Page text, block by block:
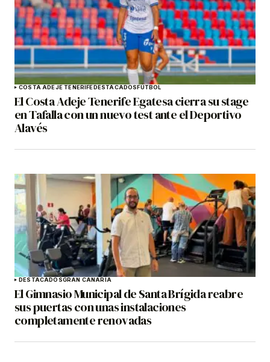
COSTA ADEJE TENERIFEDESTACADOSFÚTBOL
El Costa Adeje Tenerife Egatesa cierra su stage
en Tafalla con un nuevo test ante el Deportivo
Alavés
DESTACADOSGRAN CANARIA
El Gimnasio Municipal de Santa Brígida reabre
sus puertas con unas instalaciones
completamente renovadas